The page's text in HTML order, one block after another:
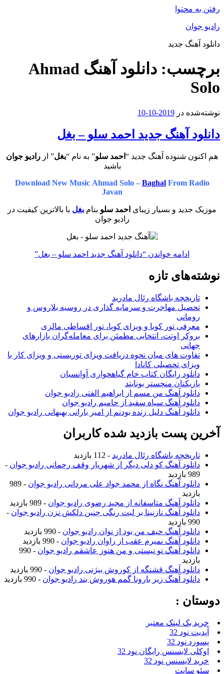
رفتن به محتوا
رادیو جوان
دانلود آهنگ جدید
برچسب:
دانلود آهنگ Ahmad
Solo
نوشته‌شده در 2019-10-10
دانلود آهنگ جدید احمد سلو – بغل
هم اکنون شنوده آهنگ جدید “ احمد سلو” به نام “بغل” از رادیو جوان
باشید
Download New Music Ahmad Solo – BaghalFrom Radio
Javan
موزیک جدید و بسیار زیبای احمد سلو بنام بغل با بالاترین کیفیت در
رادیو جوان
ادامه خواندن “دانلود آهنگ جدید احمد سلو – بغل”
نوشته‌های تازه
تاریخچه باشگاه رئال مادرید
تحصیل مهاجرت و سرمایه گذاری در روسیه بلاروس و
رومانی
معرفی تور کوبا و ویزای کوبا، تور اقساطی مالزی
بروکر اوتت، انتخابی مطمئن برای معامله‌گران بازارهای
جهانی
تفاوت های میان نحوه دریافت ویزای توریستی و ویزای کار با
ویزای تحصیلی کانادا
دانلود رایگان کتاب خام گیاهخواری آوانسیان
بازیکنان منچستر یونایتد
دانلود آهنگ من مسم از ابراهیم الفتی رادیو جوان
دانلود آهنگ سیاه سفید از حامیم رادیو جوان
دانلود آهنگ دلیل زنده بودنم از امیر بارانی بهبهانی رادیو جوان
آخرین پست بازدید شده کاربران
تاریخچه باشگاه رئال مادرید - 112 بازدید
دانلود آهنگ کو دلی دیگر از شهریار وقف رحمانی رادیو جوان -
989 بازدید
دانلود آهنگ نگاه از محمد جواد علی مردانی رادیو جوان
- 989
بازدید
دانلود آهنگ متاسفانه از مجید رضوی رادیو جوان - 989 بازدید
دانلود آهنگ نازنینا بر لبت رنگی چنین دلکش نزن رادیو جوان -
990 بازدید
دانلود آهنگ حیف من بود از نوان رادیو جوان - 990 بازدید
دانلود آهنگ نمیرم عقب از راوان رادیو جوان - 990 بازدید
دانلود آهنگ تو نیستی و من هنوز عاشقم رادیو جوان
- 990
بازدید
دانلود آهنگ قشنگه از کوروش بیژنی رادیو جوان - 990 بازدید
دانلود آهنگ زیر بارونا گمم هوروش بند رادیو جوان - 990 بازدید
دوستان :
خرید بک لینک معتبر
آپدیت نود 32
پسورد نود 32
اوکلی لایسنس رایگان نود 32
خرید لایسنس نود 32
سئو سایت